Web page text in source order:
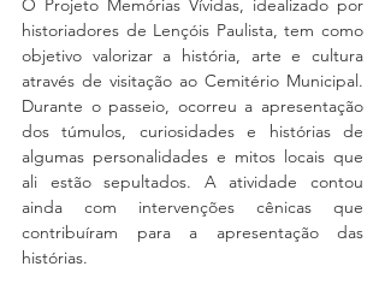
O Projeto Memórias Vívidas, idealizado por
historiadores de Lençóis Paulista, tem como
objetivo valorizar a história, arte e cultura
através de visitação ao Cemitério Municipal.
Durante o passeio, ocorreu a apresentação
dos túmulos, curiosidades e histórias de
algumas personalidades e mitos locais que
ali estão sepultados. A atividade contou
ainda com intervenções cênicas que
contribuíram para a apresentação das
histórias.